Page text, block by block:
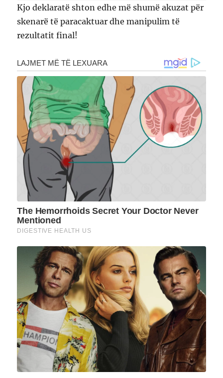
Kjo deklaratë shton edhe më shumë akuzat për
skenarë të paracaktuar dhe manipulim të
rezultatit final!